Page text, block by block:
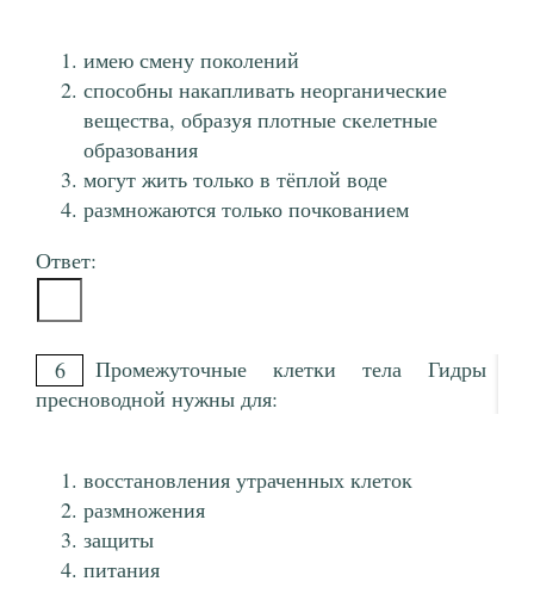
имею смену поколений
способны накапливать неорганические
вещества, образуя плотные скелетные
образования
могут жить только в тёплой воде
размножаются только почкованием
Ответ:
6
Промежуточные клетки тела Гидры
пресноводной нужны для:
восстановления утраченных клеток
размножения
защиты
питания